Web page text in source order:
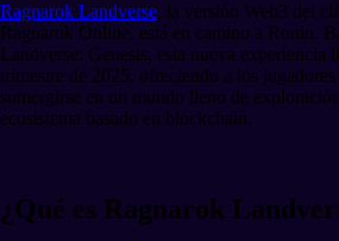
Ragnarok Landverse, la versión Web3 del
Ragnarok Online, está en camino a Ronin.
Landverse: Genesis, esta nueva experiencia
trimestre de 2025, ofreciendo a los
sumergirse en un mundo lleno de
ecosistema basado en blockchain.
¿Qué es Ragnarok